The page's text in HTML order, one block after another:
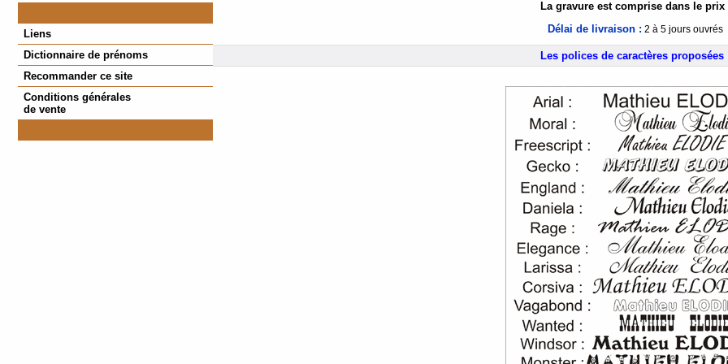
Liens
Dictionnaire de prénoms
Recommander ce site
Conditions générales
de vente
La gravure est comprise dans le prix
Délai de livraison : 2 à 5 jours ouvrés
Les polices de caractères proposées